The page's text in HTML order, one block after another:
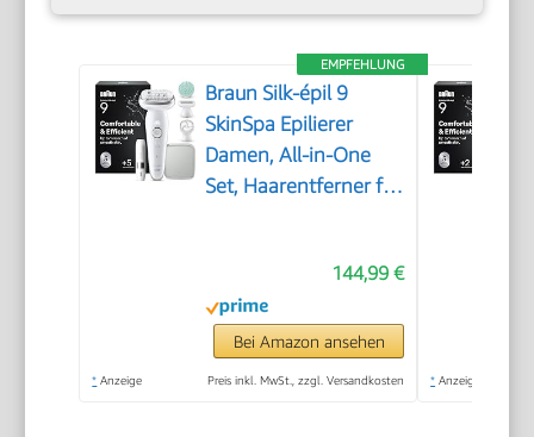
EMPFEHLUNG
Braun Silk-épil 9
SkinSpa Epilierer
Damen, All-in-One
Set, Haarentferner für
Wasserdicht — Inkl.
Facespa
Gesichtshaarentferner
144,99 €
Bei Amazon ansehen
* Anzeige Preis inkl. MwSt., zzgl. Versandkosten * Anzeige